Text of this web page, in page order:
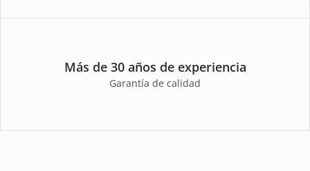
Más de 30 años de experiencia
Garantía de calidad